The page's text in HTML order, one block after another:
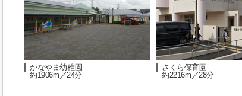
かなやま幼稚園
約1906m／24分
さくら保育園
約2216m／28分